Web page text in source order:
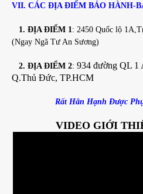
VII. CÁC ĐỊA ĐIỂM BẢO HÀNH-
1. ĐỊA ĐIỂM 1 : 2450 Quốc lộ
(Ngay Ngã Tư An Sương)
2. ĐỊA ĐIỂM 2: 934 đường QL 1
Q.Thủ Đức, TP.HCM
Rất Hân Hạnh Được
VIDEO GIỚI